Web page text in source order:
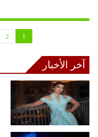
1
2
آخر الأخبار